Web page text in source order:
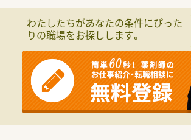
■事業拡大に伴う増員のため、新たな仲間と
る方を募集します。
■企業でのお仕事を探している薬剤師の方で
■本社での研修に参加可能で、近隣エリアで
応できる方を歓迎します。
【1日の流れ】
■出社後はメールを確認し、業界の最新情報
確に共有することから始まります。
■午前中は、温度管理が必要な医薬品等の
わたしたちがあなたの条件にぴった
りの職場をお探しします。